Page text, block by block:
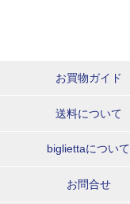
お買物ガイド
送料について
bigliettaについて
お問合せ